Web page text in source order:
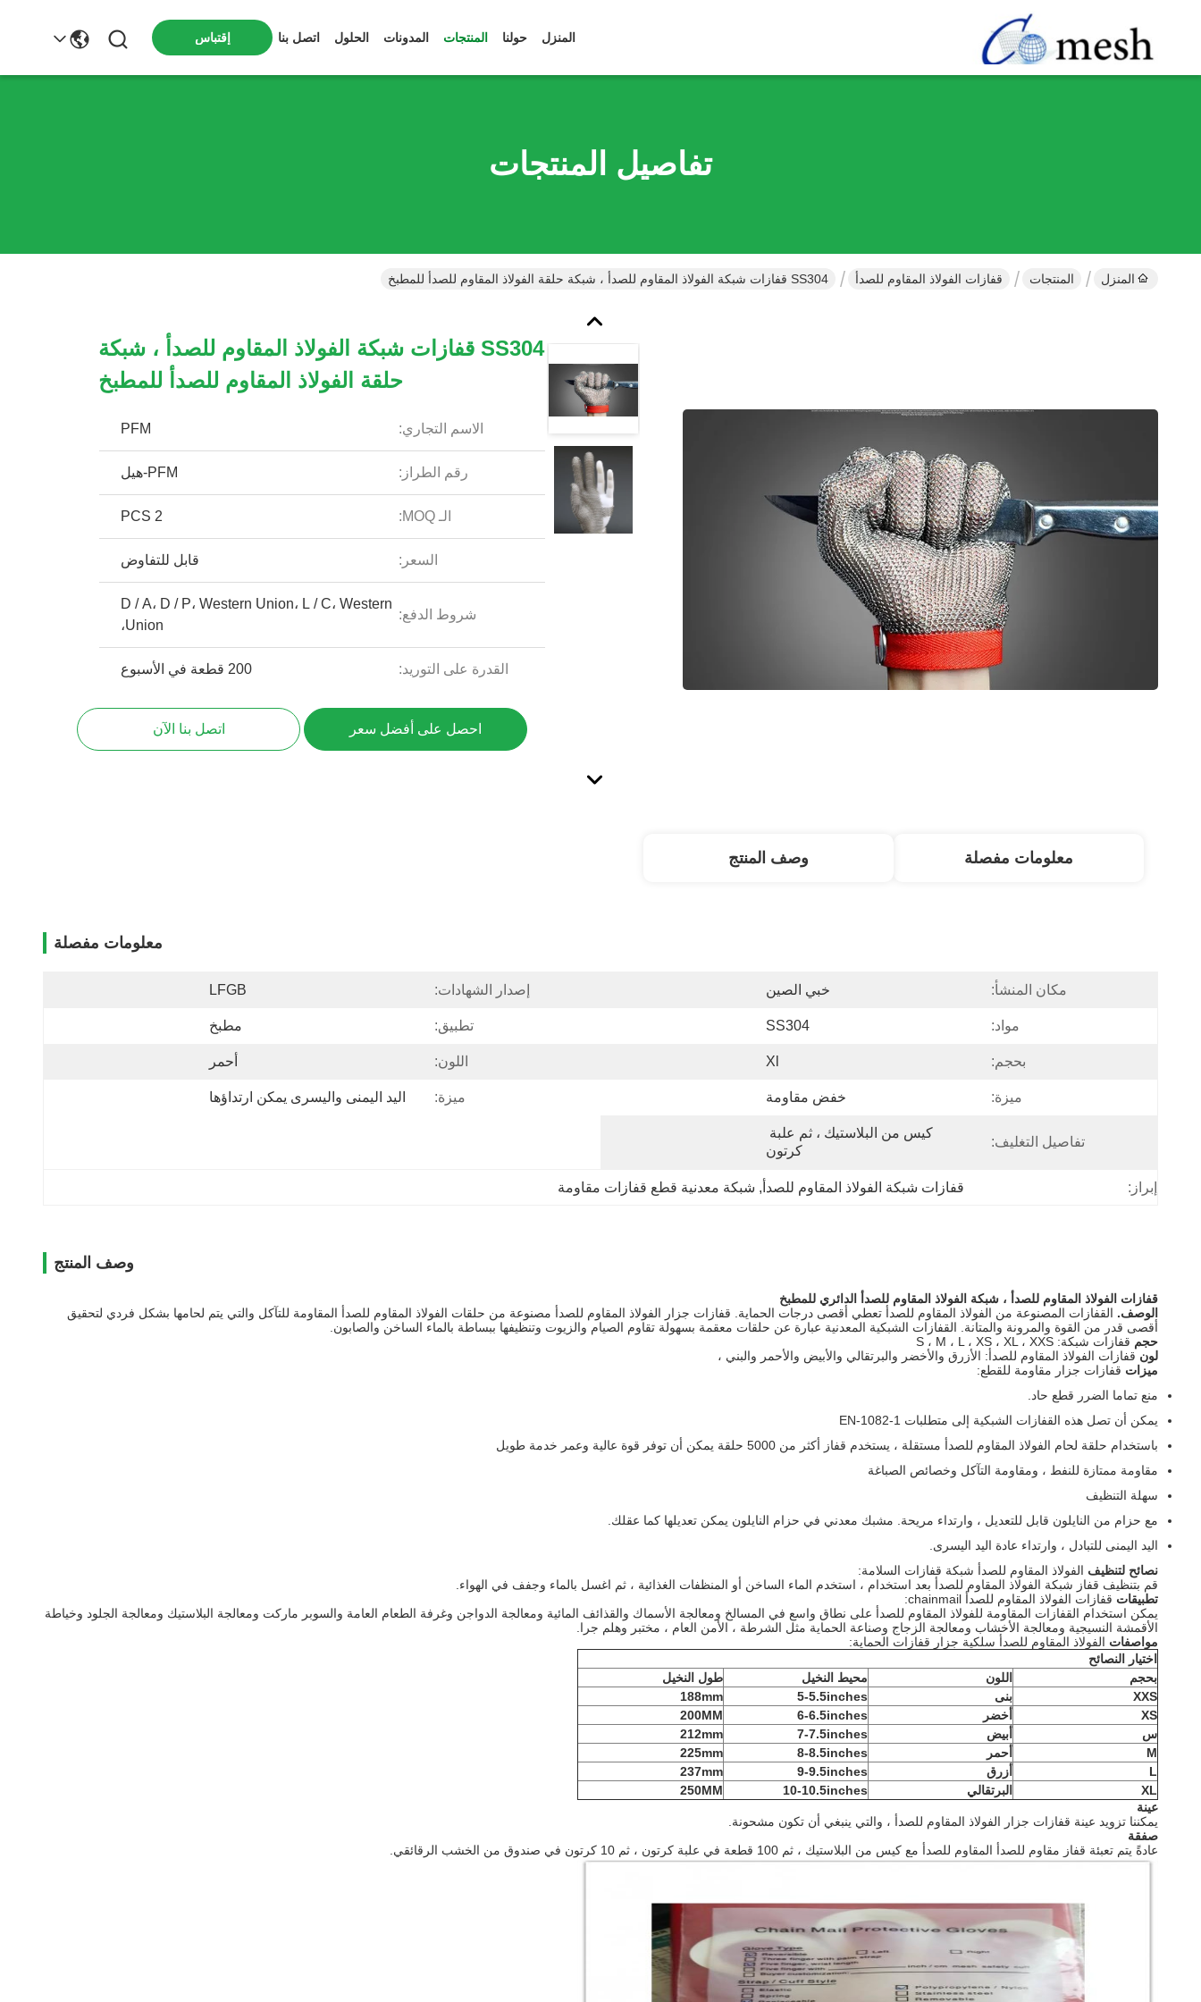
المنزل حولنا المنتجات المدونات الحلول اتصل بنا إقتباس
تفاصيل المنتجات
المنزل المنتجات قفازات الفولاذ المقاوم للصدأ SS304 قفازات شبكة الفولاذ المقاوم للصدأ ، شبكة حلقة الفولاذ المقاوم للصدأ للمطبخ
SS304 قفازات شبكة الفولاذ المقاوم للصدأ ، شبكة
حلقة الفولاذ المقاوم للصدأ للمطبخ
الاسم التجاري: PFM
رقم الطراز: PFM-هيل
الـ MOQ: 2 PCS
السعر: قابل للتفاوض
شروط الدفع:
D / A، D / P، Western Union، L / C، Western
Union،
القدرة على التوريد: 200 قطعة في الأسبوع
احصل على أفضل سعر اتصل بنا الآن
معلومات مفصلة وصف المنتج
معلومات مفصلة
مكان المنشأ: خبي الصين إصدار الشهادات: LFGB
مواد: SS304 تطبيق: مطبخ
بحجم: Xl اللون: أحمر
ميزة: خفض مقاومة ميزة: اليد اليمنى واليسرى يمكن ارتداؤها
تفاصيل التغليف:
كرتون
إبراز: قفازات شبكة الفولاذ المقاوم للصدأ , شبكة معدنية قطع قفازات مقاومة
وصف المنتج
قفازات الفولاذ المقاوم للصدأ ، شبكة الفولاذ المقاوم للصدأ الدائري للمطبخ
الوصف. القفازات المصنوعة من الفولاذ المقاوم للصدأ تعطي أقصى درجات الحماية. قفازات جزار الفولاذ المقاوم للصدأ مصنوعة من حلقات الفولاذ المقاوم للصدأ المقاومة للتآكل والتي يتم لحامها بشكل فردي لتحقيق
أقصى قدر من القوة والمرونة والمتانة.
القفازات الشبكية المعدنية عبارة عن حلقات معقمة بسهولة تقاوم الصيام والزيوت وتنظيفها ببساطة بالماء الساخن والصابون.
حجم قفازات شبكة: S ، M ، L ، XS ، XL ، XXS
لون قفازات الفولاذ المقاوم للصدأ: الأزرق والأخضر والبرتقالي والأبيض والأحمر والبني ،
ميزات قفازات جزار مقاومة للقطع:
منع تماما الضرر قطع حاد.
يمكن أن تصل هذه القفازات الشبكية إلى متطلبات EN-1082-1
باستخدام حلقة لحام الفولاذ المقاوم للصدأ مستقلة ، يستخدم قفاز أكثر من 5000 حلقة يمكن أن توفر قوة عالية وعمر خدمة طويل
مقاومة ممتازة للنفط ، ومقاومة التآكل وخصائص الصباغة
سهلة التنظيف
مع حزام من النايلون قابل للتعديل ، وارتداء مريحة. مشبك معدني في حزام النايلون يمكن تعديلها كما عقلك.
اليد اليمنى للتبادل ، وارتداء عادة اليد اليسرى.
نصائح لتنظيف الفولاذ المقاوم للصدأ شبكة قفازات السلامة:
قم بتنظيف قفاز شبكة الفولاذ المقاوم للصدأ بعد استخدام ، استخدم الماء الساخن أو المنظفات الغذائية ، ثم اغسل بالماء وجفف في الهواء.
تطبيقات قفازات الفولاذ المقاوم للصدأ chainmail:
يمكن استخدام القفازات المقاومة للفولاذ المقاوم للصدأ على نطاق واسع في المسالخ ومعالجة الأسماك والقذائف المائية ومعالجة الدواجن وغرفة الطعام العامة والسوبر ماركت ومعالجة البلاستيك ومعالجة الجلود وخياطة
الأقمشة النسيجية ومعالجة الأخشاب ومعالجة الزجاج وصناعة الحماية مثل الشرطة ، الأمن العام ، مختبر وهلم جرا.
مواصفات الفولاذ المقاوم للصدأ سلكية جزار قفازات الحماية:
اختيار النصائح
بحجم
اللون محيط النخيل
طول النخيل
XXS
بنى 5-5.5inches
188mm
XS
أخضر 6-6.5inches
200MM
س
أبيض 7-7.5inches
212mm
M
أحمر 8-8.5inches
225mm
L
أزرق 9-9.5inches
237mm
XL
البرتقالي 10-10.5inches
250MM
عينة
يمكننا تزويد عينة قفازات جزار الفولاذ المقاوم للصدأ ، والتي ينبغي أن تكون مشحونة.
صفقة
عادةً يتم تعبئة قفاز مقاوم للصدأ المقاوم للصدأ مع كيس من البلاستيك ، ثم 100 قطعة في علبة كرتون ، ثم 10 كرتون في صندوق من الخشب الرقائقي.